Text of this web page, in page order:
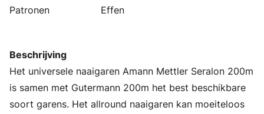
Patronen Effen
Beschrijving
Het universele naaigaren Amann Mettler Seralon 200m
is samen met Gutermann 200m het best beschikbare
soort garens. Het allround naaigaren kan moeiteloos